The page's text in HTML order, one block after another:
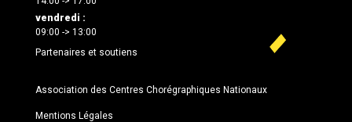
vendredi :
09:00 -> 13:00
Partenaires et soutiens
Association des Centres Chorégraphiques Nationaux
Mentions Légales